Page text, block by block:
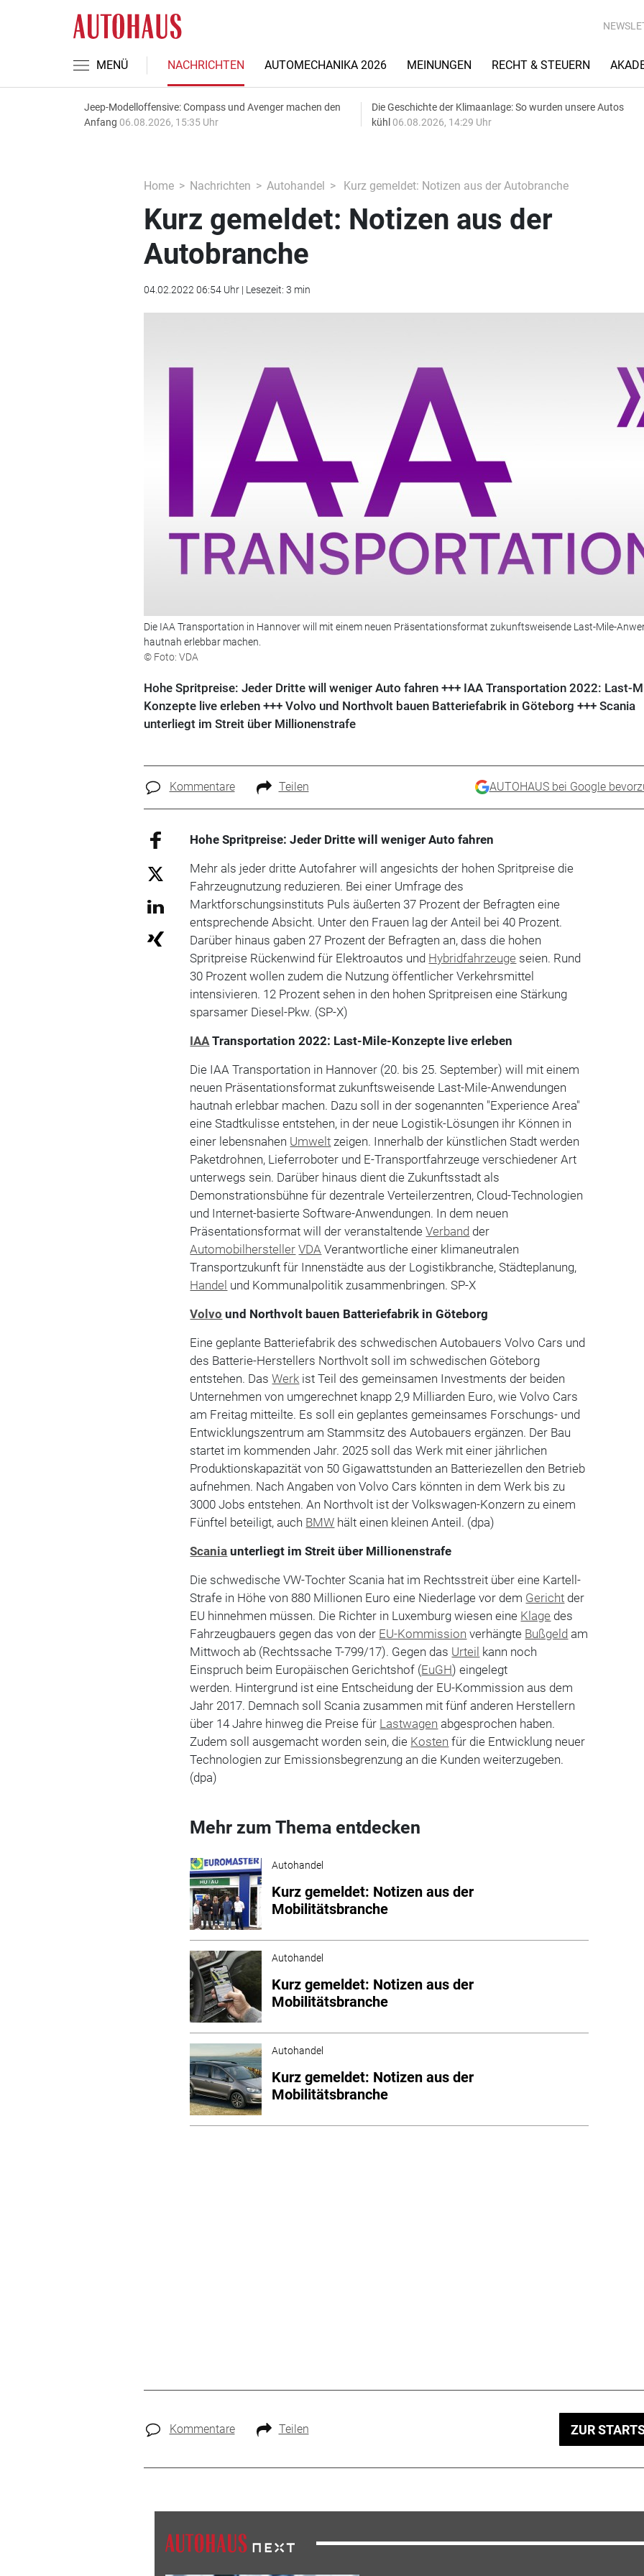
MENÜ NACHRICHTEN AUTOMECHANIKA 2026 MEINUNGEN RECHT & STEUERN
Jeep-Modelloffensive: Compass und Avenger machen den
Anfang 06.08.2026, 15:35 Uhr
Die Geschichte der Klimaanlage: So wurden unsere Autos
kühl 06.08.2026, 14:29 Uhr
Home Nachrichten Autohandel Kurz gemeldet: Notizen aus der Autobranche
Kurz gemeldet: Notizen aus der
Autobranche
04.02.2022 06:54 Uhr | Lesezeit: 3 min
Die IAA Transportation in Hannover will mit einem neuen Präsentationsformat zukunftsweisende Last-Mile-
hautnah erlebbar machen.
© Foto: VDA
Hohe Spritpreise: Jeder Dritte will weniger Auto fahren +++ IAA Transportation 2022: Last-
Konzepte live erleben +++ Volvo und Northvolt bauen Batteriefabrik in Göteborg +++ Scania
unterliegt im Streit über Millionenstrafe
Kommentare Teilen AUTOHAUS bei Google
Hohe Spritpreise: Jeder Dritte will weniger Auto fahren
Mehr als jeder dritte Autofahrer will angesichts der hohen Spritpreise die
Fahrzeugnutzung reduzieren. Bei einer Umfrage des
Marktforschungsinstituts Puls äußerten 37 Prozent der Befragten eine
entsprechende Absicht. Unter den Frauen lag der Anteil bei 40 Prozent.
Darüber hinaus gaben 27 Prozent der Befragten an, dass die hohen
Spritpreise Rückenwind für Elektroautos und Hybridfahrzeuge seien. Rund
30 Prozent wollen zudem die Nutzung öffentlicher Verkehrsmittel
intensivieren. 12 Prozent sehen in den hohen Spritpreisen eine Stärkung
sparsamer Diesel-Pkw. (SP-X)
IAA Transportation 2022: Last-Mile-Konzepte live erleben
Die IAA Transportation in Hannover (20. bis 25. September) will mit einem
neuen Präsentationsformat zukunftsweisende Last-Mile-Anwendungen
hautnah erlebbar machen. Dazu soll in der sogenannten "Experience Area"
eine Stadtkulisse entstehen, in der neue Logistik-Lösungen ihr Können in
einer lebensnahen Umwelt zeigen. Innerhalb der künstlichen Stadt werden
Paketdrohnen, Lieferroboter und E-Transportfahrzeuge verschiedener Art
unterwegs sein. Darüber hinaus dient die Zukunftsstadt als
Demonstrationsbühne für dezentrale Verteilerzentren, Cloud-Technologien
und Internet-basierte Software-Anwendungen. In dem neuen
Präsentationsformat will der veranstaltendeVerband der
Automobilhersteller VDA Verantwortliche einer klimaneutralen
Transportzukunft für Innenstädte aus der Logistikbranche, Städteplanung,
Handel und Kommunalpolitik zusammenbringen. SP-X
Volvo und Northvolt bauen Batteriefabrik in Göteborg
Eine geplante Batteriefabrik des schwedischen Autobauers Volvo Cars und
des Batterie-Herstellers Northvolt soll im schwedischen Göteborg
entstehen. DasWerk ist Teil des gemeinsamen Investments der beiden
Unternehmen von umgerechnet knapp 2,9 Milliarden Euro, wie Volvo Cars
am Freitag mitteilte. Es soll ein geplantes gemeinsames Forschungs- und
Entwicklungszentrum am Stammsitz des Autobauers ergänzen. Der Bau
startet im kommenden Jahr. 2025 soll das Werk mit einer jährlichen
Produktionskapazität von 50 Gigawattstunden an Batteriezellen den Betrieb
aufnehmen. Nach Angaben von Volvo Cars könnten in dem Werk bis zu
3000 Jobs entstehen. An Northvolt ist der Volkswagen-Konzern zu einem
Fünftel beteiligt, auch BMW hält einen kleinen Anteil. (dpa)
Scania unterliegt im Streit über Millionenstrafe
Die schwedische VW-Tochter Scania hat im Rechtsstreit über eine Kartell-
Strafe in Höhe von 880 Millionen Euro eine Niederlage vor dem Gericht der
EU hinnehmen müssen. Die Richter in Luxemburg wiesen eine Klage des
Fahrzeugbauers gegen das von der EU-Kommission verhängte Bußgeld am
Mittwoch ab (Rechtssache T-799/17). Gegen das Urteil kann noch
Einspruch beim Europäischen Gerichtshof (EuGH) eingelegt
werden. Hintergrund ist eine Entscheidung der EU-Kommission aus dem
Jahr 2017. Demnach soll Scania zusammen mit fünf anderen Herstellern
über 14 Jahre hinweg die Preise für Lastwagen abgesprochen haben.
Zudem soll ausgemacht worden sein, die Kosten für die Entwicklung neuer
Technologien zur Emissionsbegrenzung an die Kunden weiterzugeben.
(dpa)
Mehr zum Thema entdecken
Autohandel
Kurz gemeldet: Notizen aus der
Mobilitätsbranche
Autohandel
Kurz gemeldet: Notizen aus der
Mobilitätsbranche
Autohandel
Kurz gemeldet: Notizen aus der
Mobilitätsbranche
Kommentare Teilen ZUR